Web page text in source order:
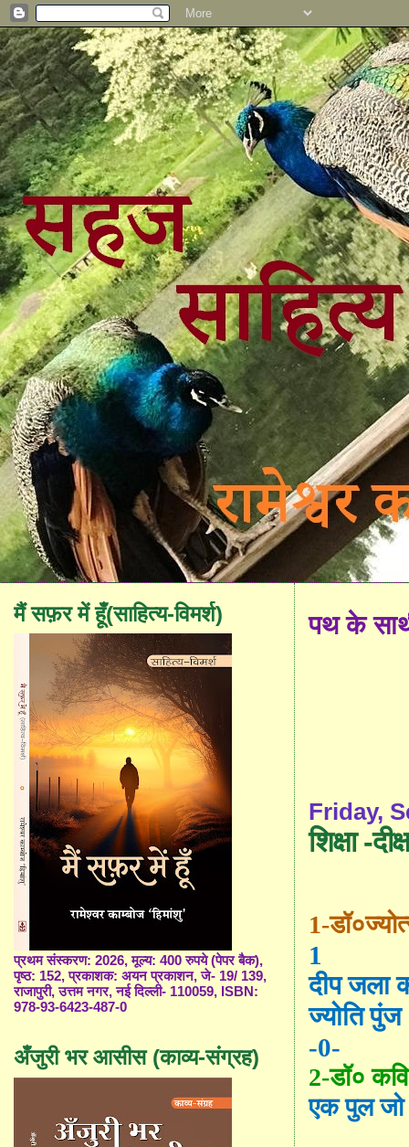
पथ के
Friday,
शिक्षा -
1-डॉ
1
दीप जला
ज्योति
-0-
2-डॉ०
एक पुल जो
मैं सफ़र में हूँ(साहित्य-विमर्श)
प्रथम संस्करण: 2026, मूल्य: 400 रुपये (पेपर बैक),
पृष्ठ: 152, प्रकाशक: अयन प्रकाशन, जे- 19/ 139,
राजापुरी, उत्तम नगर, नई दिल्ली- 110059, ISBN:
978-93-6423-487-0
अँजुरी भर आसीस (काव्य-संग्रह)